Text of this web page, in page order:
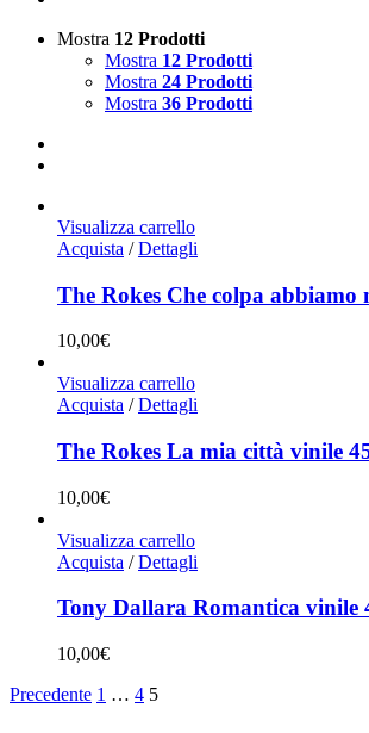
Mostra 12 Prodotti
Mostra 12 Prodotti
Mostra 24 Prodotti
Mostra 36 Prodotti
Visualizza carrello
Acquista / Dettagli
The Rokes Che colpa
10,00€
Visualizza carrello
Acquista / Dettagli
The Rokes La mia città vinile
10,00€
Visualizza carrello
Acquista / Dettagli
Tony Dallara Romantica vinile
10,00€
Precedente 1 … 4 5